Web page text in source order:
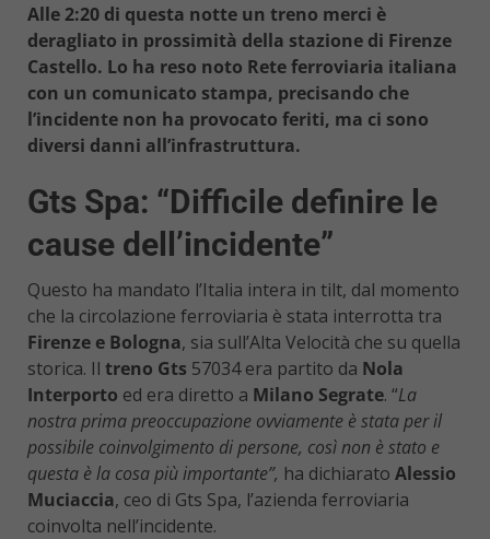
Alle 2:20 di questa notte un treno merci è
deragliato in prossimità della stazione di Firenze
Castello. Lo ha reso noto Rete ferroviaria italiana
con un comunicato stampa, precisando che
l’incidente non ha provocato feriti, ma ci sono
diversi danni all’infrastruttura.
Gts Spa: “Difficile definire le
cause dell’incidente”
Questo ha mandato l’Italia intera in tilt, dal momento
che la circolazione ferroviaria è stata interrotta tra
Firenze e Bologna, sia sull’Alta Velocità che su quella
storica. Il treno Gts 57034 era partito da Nola
Interporto ed era diretto a Milano Segrate. “La
nostra prima preoccupazione ovviamente è stata per il
possibile coinvolgimento di persone, così non è stato e
questa è la cosa più importante”, ha dichiarato Alessio
Muciaccia, ceo di Gts Spa, l’azienda ferroviaria
coinvolta nell’incidente.